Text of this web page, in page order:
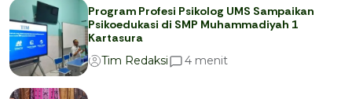
Program Profesi Psikolog UMS Sampaikan
Psikoedukasi di SMP Muhammadiyah 1
Kartasura
Tim Redaksi
4 menit